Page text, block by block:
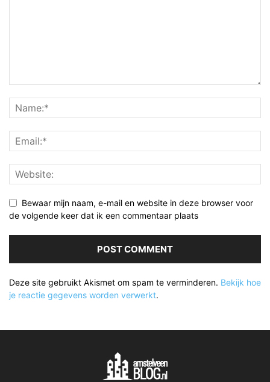
Bewaar mijn naam, e-mail en website in deze browser voor
de volgende keer dat ik een commentaar plaats
Deze site gebruikt Akismet om spam te verminderen. Bekijk hoe
je reactie gegevens worden verwerkt.